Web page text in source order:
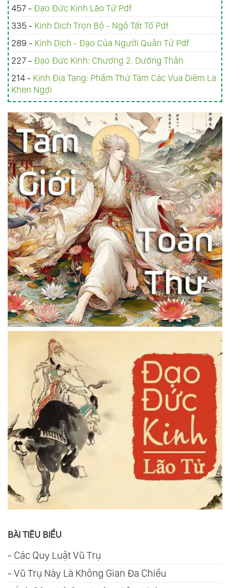
457 -Đạo Đức Kinh Lão Tử Pdf
335 - Kinh Dịch Trọn Bộ - Ngô Tất Tố Pdf
289 - Kinh Dịch - Đạo Của Người Quân Tử Pdf
227 -Đạo Đức Kinh: Chương 2. Dưỡng Thân
214 - Kinh Ðịa Tạng: Phẩm Thứ Tám Các Vua Diêm La
Khen Ngợi
BÀI TIÊU BIỂU
- Các Quy Luật Vũ Trụ
- Vũ Trụ Này Là Không Gian Đa Chiều